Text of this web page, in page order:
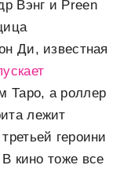
Вэнг и Preen
Ди, известная
Таро, а роллер
лежит
героини
кино тоже все